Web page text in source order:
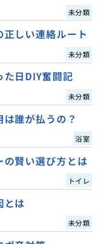
未分類
しい連絡ルート
未分類
日DIY奮闘記
未分類
誰が払うの？
浴室
賢い選び方とは
トイレ
とは
未分類